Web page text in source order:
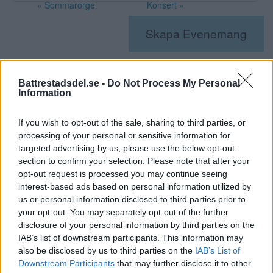
Battrestadsdel.se - Do Not Process My Personal
Information
If you wish to opt-out of the sale, sharing to third parties, or
processing of your personal or sensitive information for
targeted advertising by us, please use the below opt-out
section to confirm your selection. Please note that after your
opt-out request is processed you may continue seeing
interest-based ads based on personal information utilized by
us or personal information disclosed to third parties prior to
your opt-out. You may separately opt-out of the further
disclosure of your personal information by third parties on the
IAB’s list of downstream participants. This information may
also be disclosed by us to third parties on the IAB’s List of
Downstream Participants that may further disclose it to other
« Sommarorgel Konsert »
Skapa Evenemang
Annons:
Annons:
Annons: